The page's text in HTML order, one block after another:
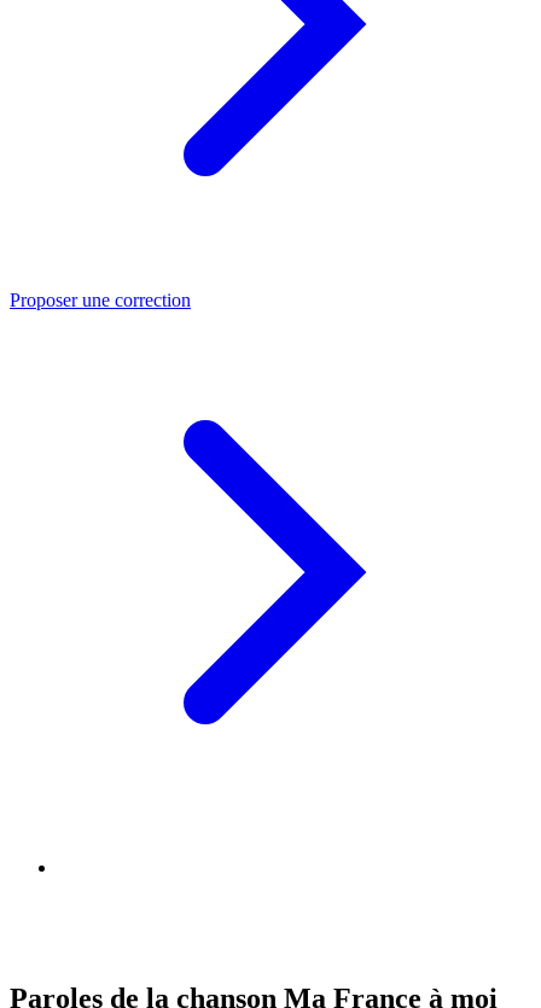
Proposer une correction
Paroles de la chanson Ma France à moi